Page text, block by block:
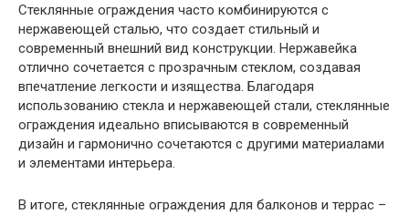
Стеклянные ограждения часто комбинируются с
нержавеющей сталью, что создает стильный и
современный внешний вид конструкции. Нержавейка
отлично сочетается с прозрачным стеклом, создавая
впечатление легкости и изящества. Благодаря
использованию стекла и нержавеющей стали, стеклянные
ограждения идеально вписываются в современный
дизайн и гармонично сочетаются с другими материалами
и элементами интерьера.
В итоге, стеклянные ограждения для балконов и террас –